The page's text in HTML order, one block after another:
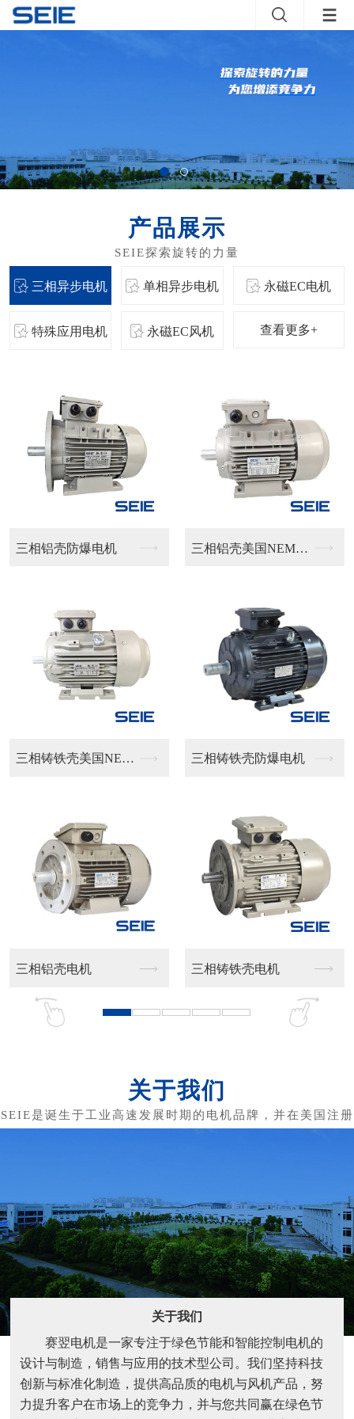
产品展示
三相异步电机 单相异步电机 永磁EC电机
特殊应用电机 永磁EC风机 查看更多+
防爆电机 三相铝壳美国NEMA...
三相铸铁壳美国NEM... 三相铸铁壳防爆电机
电机 三相铸铁壳电机
单相铝壳
关于我们
关于我们
赛翌电机是一家专注于绿色节能和智能控制电机的
设计与制造，销售与应用的技术型公司。我们坚持科技
创新与标准化制造，提供高品质的电机与风机产品，努
力提升客户在市场上的竞争力，并与您共同赢在绿色节